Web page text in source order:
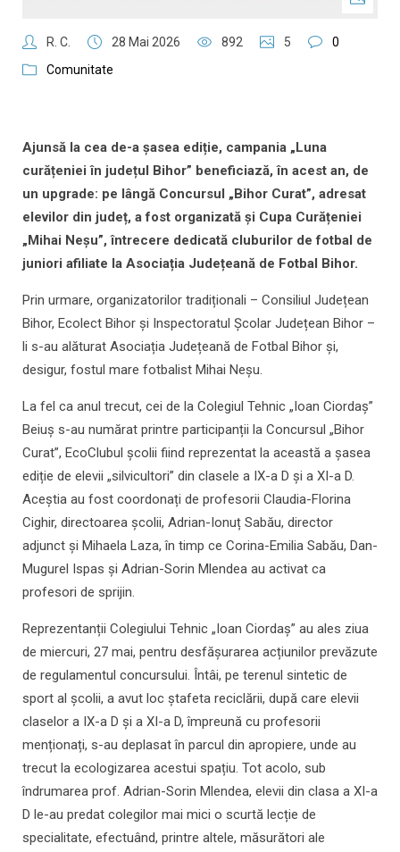
R. C. 28 Mai 2026 892 5
0
Comunitate
Ajunsă la cea de-a șasea ediție, campania „Luna
curățeniei în județul Bihor” beneficiază, în acest an, de
un upgrade: pe lângă Concursul „Bihor Curat”, adresat
elevilor din județ, a fost organizată și Cupa Curățeniei
„Mihai Neșu”, întrecere dedicată cluburilor de fotbal de
juniori afiliate la Asociația Județeană de Fotbal Bihor.
Prin urmare, organizatorilor tradiționali – Consiliul Județean
Bihor, Ecolect Bihor și Inspectoratul Școlar Județean Bihor –
li s-au alăturat Asociația Județeană de Fotbal Bihor și,
desigur, fostul mare fotbalist Mihai Neșu.
La fel ca anul trecut, cei de la Colegiul Tehnic „Ioan Ciordaș”
Beiuș s-au numărat printre participanții la Concursul „Bihor
Curat”, EcoClubul școlii fiind reprezentat la această a șasea
ediție de elevii „silvicultori” din clasele a IX-a D și a XI-a D.
Aceștia au fost coordonați de profesorii Claudia-Florina
Cighir, directoarea școlii, Adrian-Ionuț Sabău, director
adjunct și Mihaela Laza, în timp ce Corina-Emilia Sabău, Dan-
Mugurel Ispas și Adrian-Sorin Mlendea au activat ca
profesori de sprijin.
Reprezentanții Colegiului Tehnic „Ioan Ciordaș” au ales ziua
de miercuri, 27 mai, pentru desfășurarea acțiunilor prevăzute
de regulamentul concursului. Întâi, pe terenul sintetic de
sport al școlii, a avut loc ștafeta reciclării, după care elevii
claselor a IX-a D și a XI-a D, împreună cu profesorii
menționați, s-au deplasat în parcul din apropiere, unde au
trecut la ecologizarea acestui spațiu. Tot acolo, sub
îndrumarea prof. Adrian-Sorin Mlendea, elevii din clasa a XI-a
D le-au predat colegilor mai mici o scurtă lecție de
specialitate, efectuând, printre altele, măsurători ale